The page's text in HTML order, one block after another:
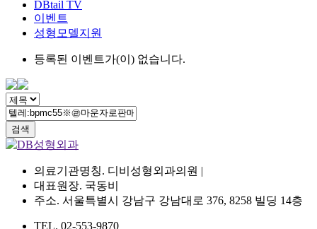
DBtail TV
이벤트
성형모델지원
등록된 이벤트가(이) 없습니다.
검색
의료기관명칭. 디비성형외과의원 |
대표원장. 국동비
주소. 서울특별시 강남구 강남대로 376, 8258 빌딩 14층
TEL. 02-553-9870